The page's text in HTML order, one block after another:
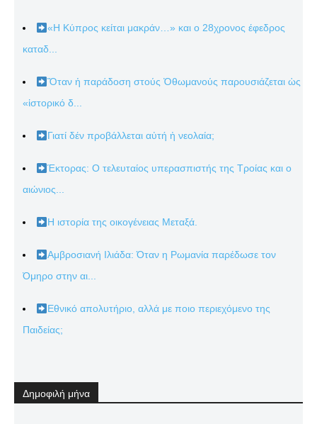
«Η Κύπρος κείται μακράν…» και ο 28χρονος έφεδρος
καταδ...
Ὅταν ἡ παράδοση στούς Ὀθωμανούς παρουσιάζεται ὡς
«ἱστορικό δ...
Γιατί δέν προβάλλεται αὐτή ἡ νεολαία;
Έκτορας: Ο τελευταίος υπερασπιστής της Τροίας και ο
αιώνιος...
Η ιστορία της οικογένειας Μεταξά.
Αμβροσιανή Ιλιάδα: Όταν η Ρωμανία παρέδωσε τον
Όμηρο στην αι...
Εθνικό απολυτήριο, αλλά με ποιο περιεχόμενο της
Παιδείας;
Δημοφιλή μήνα